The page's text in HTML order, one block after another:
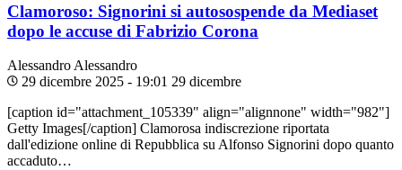
Clamoroso: Signorini si autosospende da Mediaset
dopo le accuse di Fabrizio Corona
Alessandro Alessandro
29 dicembre 2025 - 19:01 29 dicembre
[caption id="attachment_105339" align="alignnone" width="982"]
Getty Images[/caption] Clamorosa indiscrezione riportata
dall'edizione online di Repubblica su Alfonso Signorini dopo quanto
accaduto…